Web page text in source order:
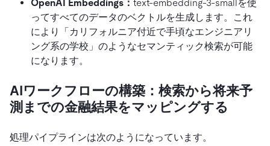
OpenAI Embeddings： text-embedding-3-smallを使
ってすべてのデータのベクトルを生成します。これ
により「カリフォルニア付近で手頃なエンジニアリ
ング系の学校」のようなセマンティック検索が可能
になります。
AIワークフローの構築：検索から将来予
測までの金融結果をマッピングする
処理パイプラインは次のようになっています。